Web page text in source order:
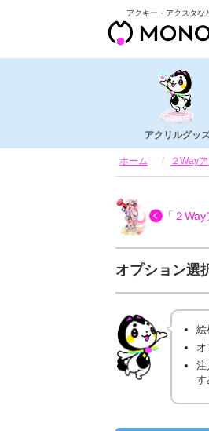
アクキー・アクスタな
アクリルグッ
ホーム ２Way
「２
オプション選
絵
注
す